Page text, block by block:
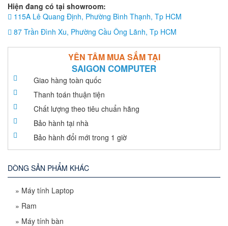
Hiện đang có tại showroom:
115A Lê Quang Định, Phường Bình Thạnh, Tp HCM
87 Trần Đình Xu, Phường Cầu Ông Lãnh, Tp HCM
YÊN TÂM MUA SẮM TẠI
SAIGON COMPUTER
Giao hàng toàn quốc
Thanh toán thuận tiện
Chất lượng theo tiêu chuẩn hãng
Bảo hành tại nhà
Bảo hành đổi mới trong 1 giờ
DÒNG SẢN PHẨM KHÁC
» Máy tính Laptop
» Ram
» Máy tính bàn